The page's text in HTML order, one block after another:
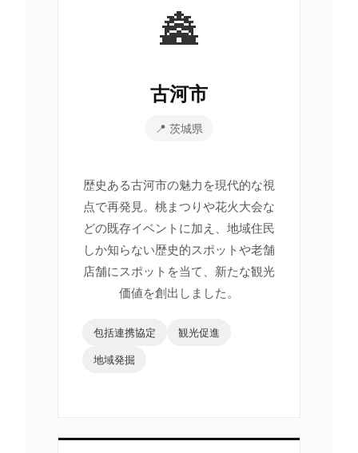
🏯
古河市
📍 茨城県
歴史ある古河市の魅力を現代的な視
点で再発見。桃まつりや花火大会な
どの既存イベントに加え、地域住民
しか知らない歴史的スポットや老舗
店舗にスポットを当て、新たな観光
価値を創出しました。
包括連携協定
観光促進
地域発掘